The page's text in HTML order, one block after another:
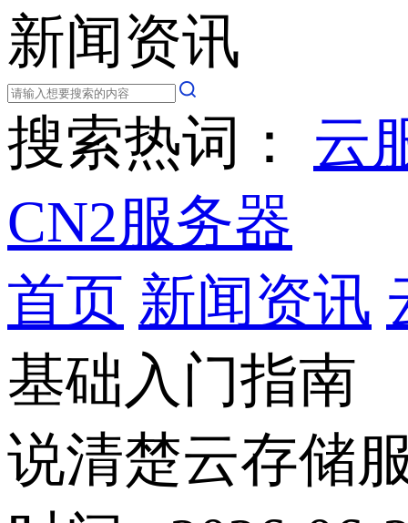
新闻资讯
搜索热词： 云
CN2服务器
首页 新闻资讯
基础入门指南
说清楚云存储